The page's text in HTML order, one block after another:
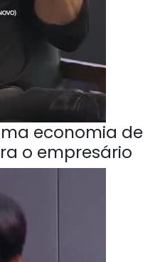
economia de
o empresário